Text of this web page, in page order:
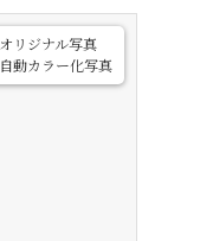
オリジナル写真
自動カラー化写真